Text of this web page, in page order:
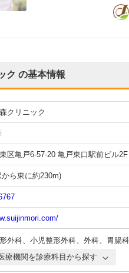
ク の基本情報
クリニック
区亀戸6-57-20 亀戸東口駅前ビル2F
ら東に約230m)
外科、 小児整形外科、 外科、 胃腸科
療機関を診療科目から探す